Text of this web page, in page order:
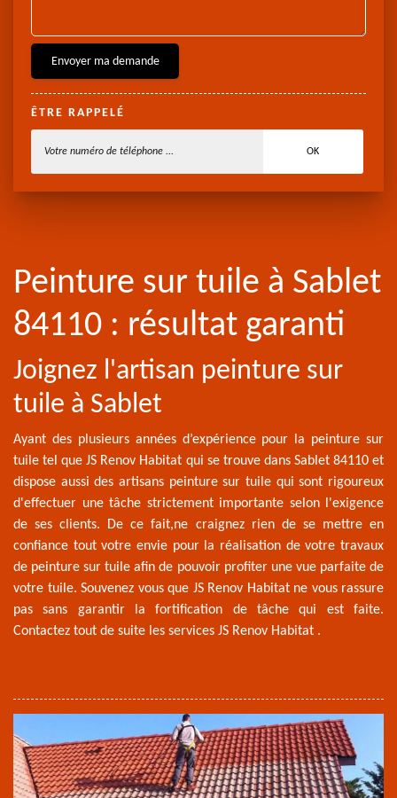
ÊTRE RAPPELÉ
Peinture sur tuile à Sablet
84110 : résultat garanti
Joignez l'artisan peinture sur
tuile à Sablet
Ayant des plusieurs années d’expérience pour la peinture sur
tuile tel que JS Renov Habitat qui se trouve dans Sablet 84110 et
dispose aussi des artisans peinture sur tuile qui sont rigoureux
d'effectuer une tâche strictement importante selon l'exigence
de ses clients. De ce fait,ne craignez rien de se mettre en
confiance tout votre envie pour la réalisation de votre travaux
de peinture sur tuile afin de pouvoir profiter une vue parfaite de
votre tuile. Souvenez vous que JS Renov Habitat ne vous rassure
pas sans garantir la fortification de tâche qui est faite.
Contactez tout de suite les services JS Renov Habitat .